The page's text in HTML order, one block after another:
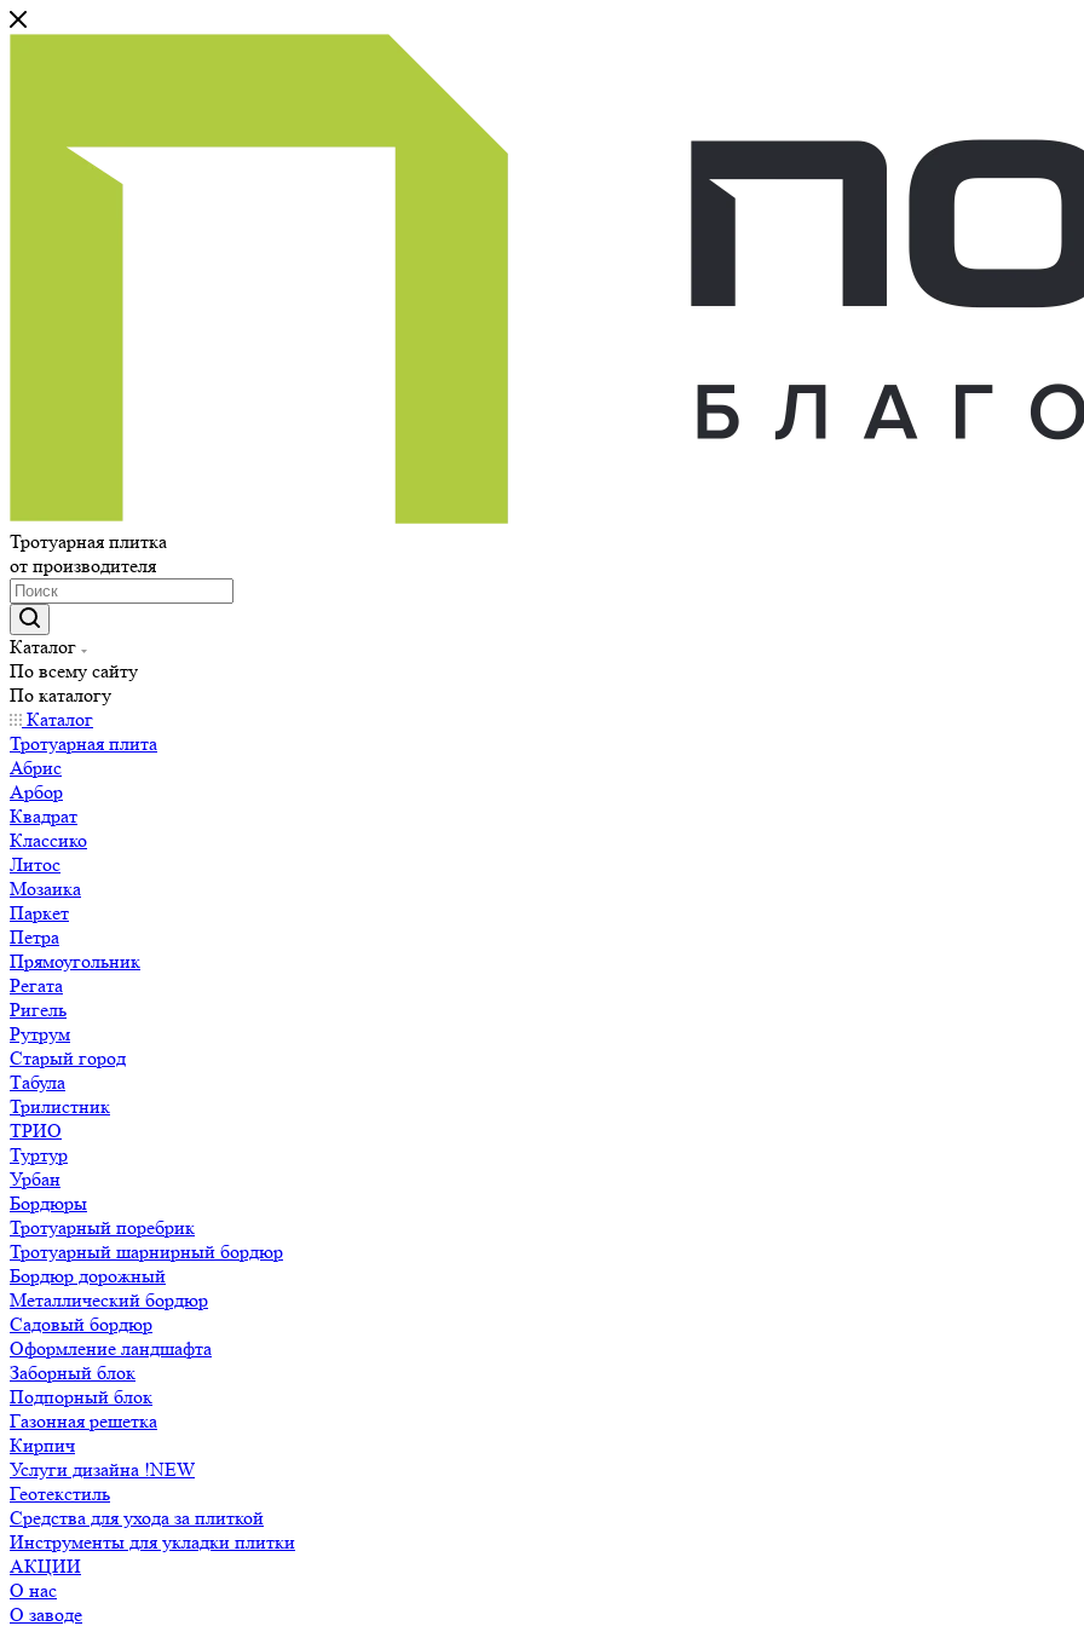
Тротуарная плитка
от производителя
Каталог
По всему сайту
По каталогу
Каталог
Тротуарная плита
Абрис
Арбор
Квадрат
Классико
Литос
Мозаика
Паркет
Петра
Прямоугольник
Регата
Ригель
Рутрум
Старый город
Табула
Трилистник
ТРИО
Туртур
Урбан
Бордюры
Тротуарный поребрик
Тротуарный шарнирный бордюр
Бордюр дорожный
Металлический бордюр
Садовый бордюр
Оформление ландшафта
Заборный блок
Подпорный блок
Газонная решетка
Кирпич
Услуги дизайна !NEW
Геотекстиль
Средства для ухода за плиткой
Инструменты для укладки плитки
АКЦИИ
О нас
О заводе